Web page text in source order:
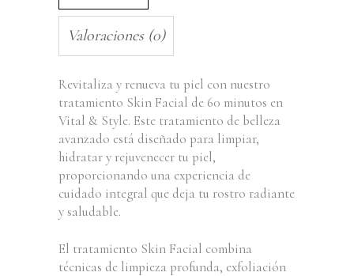
Valoraciones (0)
Revitaliza y renueva tu piel con nuestro
tratamiento Skin Facial de 60 minutos en
Vital & Style. Este tratamiento de belleza
avanzado está diseñado para limpiar,
hidratar y rejuvenecer tu piel,
proporcionando una experiencia de
cuidado integral que deja tu rostro radiante
y saludable.
El tratamiento Skin Facial combina
técnicas de limpieza profunda, exfoliación